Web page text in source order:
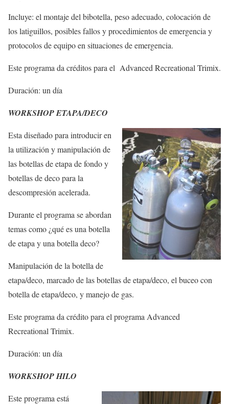
Incluye: el montaje del bibotella, peso adecuado, colocación de
los latiguillos, posibles fallos y procedimientos de emergencia y
protocolos de equipo en situaciones de emergencia.
Este programa da créditos para el Advanced Recreational Trimix.
Duración: un día
WORKSHOP ETAPA/DECO
Esta diseñado para introducir en
la utilización y manipulación de
las botellas de etapa de fondo y
botellas de deco para la
descompresión acelerada.
Durante el programa se abordan
temas como ¿qué es una botella
de etapa y una botella deco?
Manipulación de la botella de
etapa/deco, marcado de las botellas de etapa/deco, el buceo con
botella de etapa/deco, y manejo de gas.
Este programa da crédito para el programa Advanced
Recreational Trimix.
Duración: un día
WORKSHOP HILO
Este programa está